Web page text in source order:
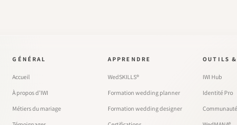
GÉNÉRAL
Accueil
À propos d’IWI
Métiers du mariage
APPRENDRE
WedSKILLS®
Formation wedding planner
Formation wedding designer
OUTILS
IWI Hub
Identité Pro
Communauté